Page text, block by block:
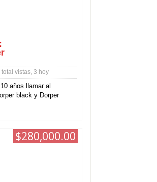
total vistas, 3 hoy
años llamar al
black y Dorper
$280,000.00